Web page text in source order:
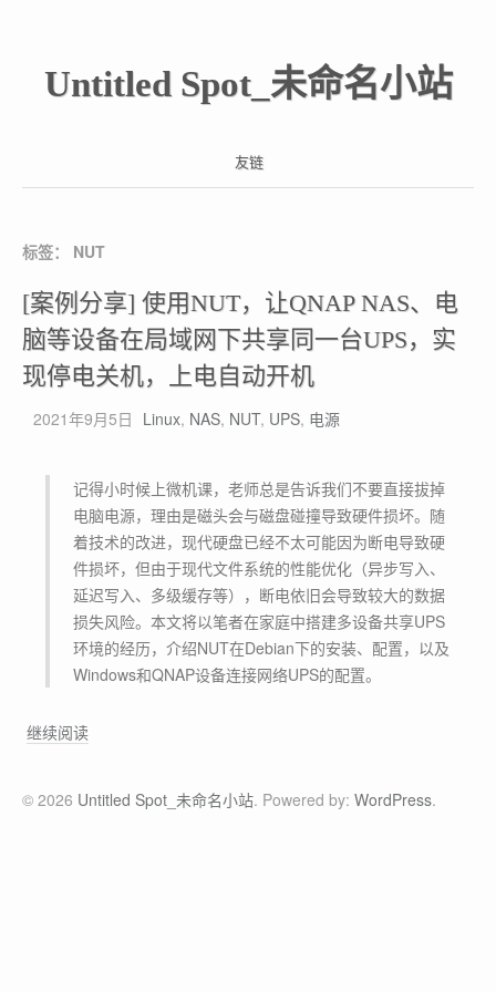
Untitled Spot_未命名小站
友链
标签： NUT
[案例分享] 使用NUT，让QNAP NAS、电
脑等设备在局域网下共享同一台UPS，实
现停电关机，上电自动开机
2021年9月5日 Linux, NAS, NUT, UPS, 电源
记得小时候上微机课，老师总是告诉我们不要直接拔掉
电脑电源，理由是磁头会与磁盘碰撞导致硬件损坏。随
着技术的改进，现代硬盘已经不太可能因为断电导致硬
件损坏，但由于现代文件系统的性能优化（异步写入、
延迟写入、多级缓存等），断电依旧会导致较大的数据
损失风险。本文将以笔者在家庭中搭建多设备共享UPS
环境的经历，介绍NUT在Debian下的安装、配置，以及
Windows和QNAP设备连接网络UPS的配置。
继续阅读[
分
© 2026 Untitled Spot_未命名小站. Powered by: WordPress.